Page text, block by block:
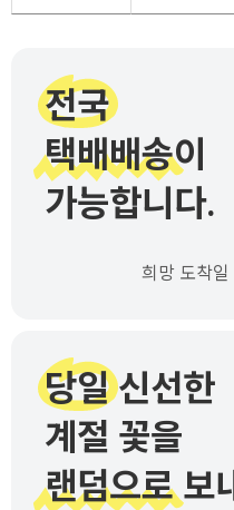
전국
택배배송이
가능합니다.
희망 도착일
당일 신선한
계절 꽃을
랜덤으로 보